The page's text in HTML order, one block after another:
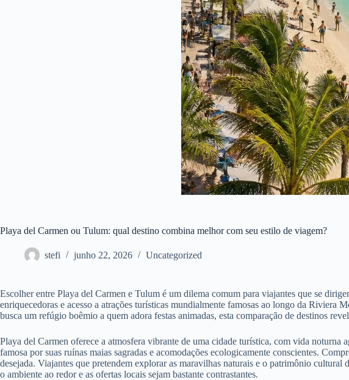
Playa del Carmen ou Tulum: qual destino combina melhor com seu estilo de viagem?
stefi junho 22, 2026 Uncategorized
Escolher entre Playa del Carmen e Tulum é um dilema comum para viajantes que se
enriquecedoras e acesso a atrações turísticas mundialmente famosas ao longo da Riviera
busca um refúgio boêmio a quem adora festas animadas, esta comparação de destinos
Playa del Carmen oferece a atmosfera vibrante de uma cidade turística, com vida
famosa por suas ruínas maias sagradas e acomodações ecologicamente conscientes.
desejada. Viajantes que pretendem explorar as maravilhas naturais e o patrimônio cultural
o ambiente ao redor e as ofertas locais sejam bastante contrastantes.